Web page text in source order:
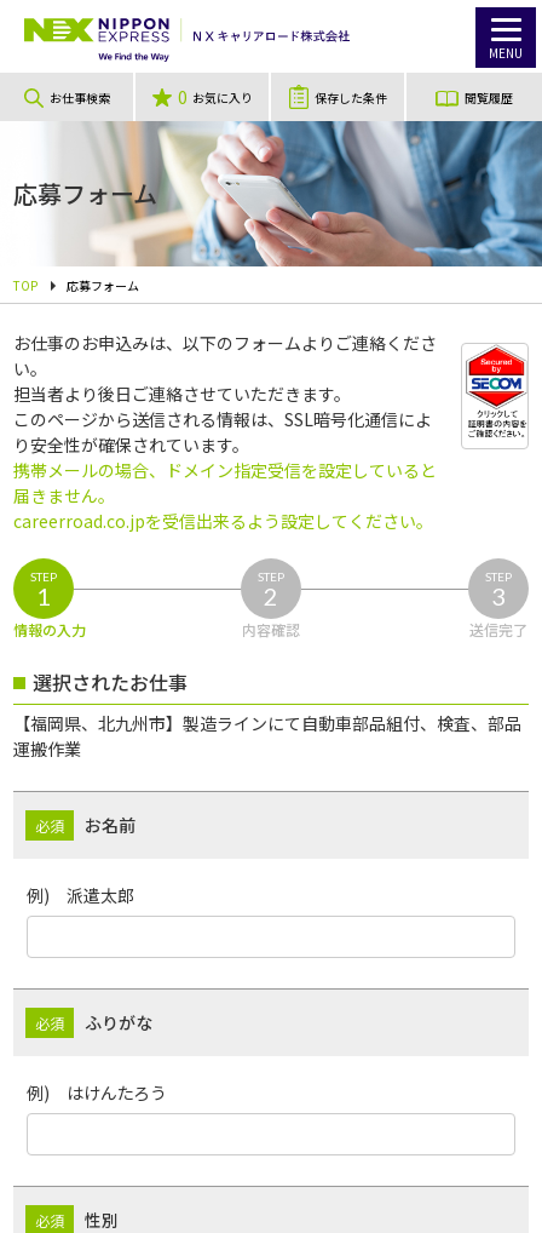
MENU
お仕事検索 0 お気に入り 保存した条件 閲覧履歴
応募フォーム
TOP 応募フォーム
お仕事のお申込みは、以下のフォームよりご連絡くださ
い。
担当者より後日ご連絡させていただきます。
このページから送信される情報は、SSL暗号化通信によ
り安全性が確保されています。
携帯メールの場合、ドメイン指定受信を設定していると
届きません。
careerroad.co.jpを受信出来るよう設定してください。
STEP
1
情報の入力
STEP
2
内容確認
STEP
3
送信完了
選択されたお仕事
【福岡県、北九州市】製造ラインにて自動車部品組付、検査、部品
運搬作業
お名前
例) 派遣太郎
ふりがな
例) はけんたろう
性別